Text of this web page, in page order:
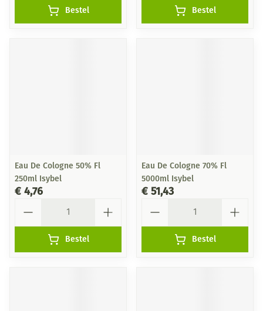
Bestel Bestel
Eau De Cologne 50% Fl
250ml Isybel
€ 4,76
Bestel
Eau De Cologne 70% Fl
5000ml Isybel
€ 51,43
Bestel